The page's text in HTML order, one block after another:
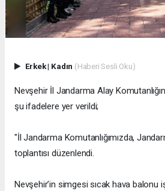
Erkek| Kadın (Haberi Sesli Oku)
Nevşehir İl Jandarma Alay
şu ifadelere yer verildi;
"İl Jandarma Komutanlığımızda,
toplantısı düzenlendi.
Nevşehir’in simgesi sıcak hava balonu